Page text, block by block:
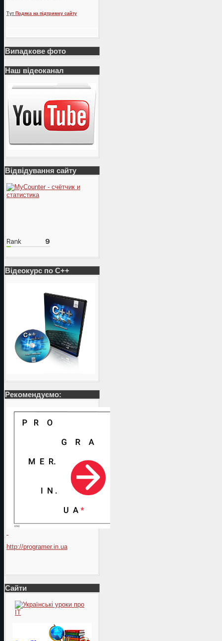
Тут Подяка на підтримку сайту
Випадкове фото
Наш відеоканал
Відвідування сайту
Відеокурс по С++
Рекомендуємо:
http://programer.in.ua
Сайти